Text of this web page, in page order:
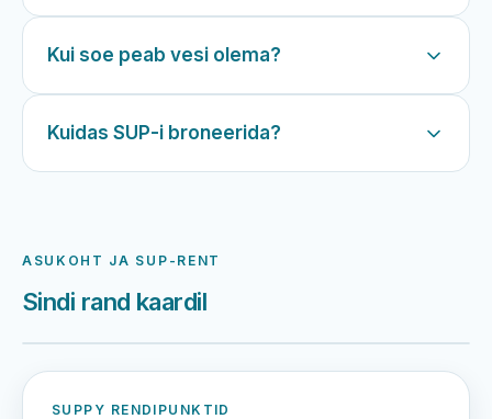
Kui soe peab vesi olema?
Kuidas SUP-i broneerida?
ASUKOHT JA SUP-RENT
Sindi rand kaardil
Sindi rand
Harku järv Vanamõisa järv
Viljandi järv
SUPPY RENDIPUNKTID